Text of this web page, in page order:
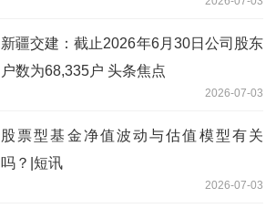
新疆交建：截止2026年6月30日公司股东
户数为68,335户 头条焦点
2026-07-03
股票型基金净值波动与估值模型有关
吗？|短讯
2026-07-03